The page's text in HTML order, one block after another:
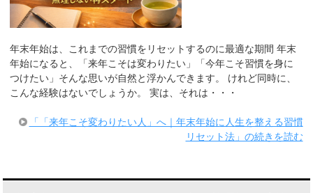
年末年始は、これまでの習慣をリセットするのに最適な期間 年末
年始になると、「来年こそは変わりたい」「今年こそ習慣を身に
つけたい」そんな思いが自然と浮かんできます。 けれど同時に、
こんな経験はないでしょうか。 実は、それは・・・
「「来年こそ変わりたい人」へ｜年末年始に人生を整える習慣
リセット法」の続きを読む